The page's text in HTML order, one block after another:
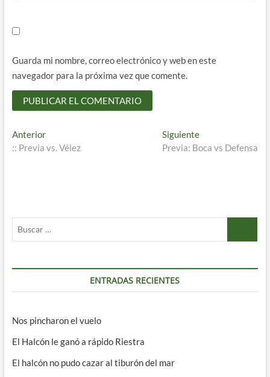
Guarda mi nombre, correo electrónico y web en este
navegador para la próxima vez que comente.
Navegación
de
AnteriorEntrada
anterior:
:: Previa vs. Vélez
SiguienteEntrada
siguiente:
Previa: Boca vs Defensa
ENTRADAS RECIENTES
Nos pincharon el vuelo
El Halcón le ganó a rápido Riestra
El halcón no pudo cazar al tiburón del mar